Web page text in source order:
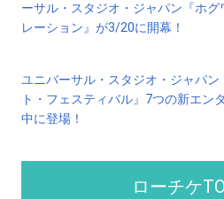
ーサル・スタジオ・ジャパン『ホ
レーション』が3/20に開幕！
ユニバーサル・スタジオ・ジャパ
ト・フェスティバル』7つの新エン
中に登場！
ローチケ